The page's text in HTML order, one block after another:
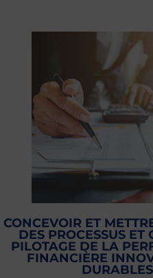
CONCEVOIR ET
DES PROCESSUS ET
PILOTAGE DE LA
FINANCIÈRE
DURABLES